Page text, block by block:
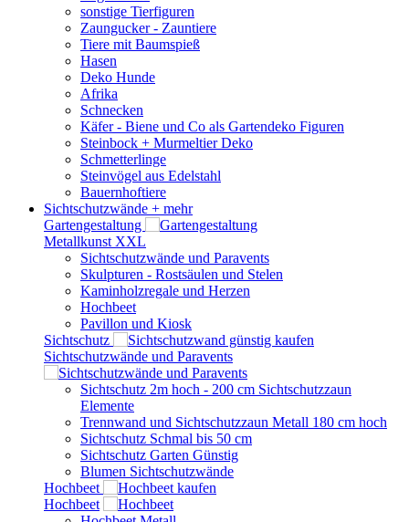
sonstige Tierfiguren
Zaungucker - Zauntiere
Tiere mit Baumspieß
Hasen
Deko Hunde
Afrika
Schnecken
Käfer - Biene und Co als Gartendeko Figuren
Steinbock + Murmeltier Deko
Schmetterlinge
Steinvögel aus Edelstahl
Bauernhoftiere
Sichtschutzwände + mehr
Gartengestaltung
Metallkunst XXL
Sichtschutzwände und Paravents
Skulpturen - Rostsäulen und Stelen
Kaminholzregale und Herzen
Hochbeet
Pavillon und Kiosk
Sichtschutz
Sichtschutzwände und Paravents
Sichtschutz 2m hoch - 200 cm Sichtschutzzaun
Elemente
Trennwand und Sichtschutzzaun Metall 180 cm hoch
Sichtschutz Schmal bis 50 cm
Sichtschutz Garten Günstig
Blumen Sichtschutzwände
Hochbeet
Hochbeet